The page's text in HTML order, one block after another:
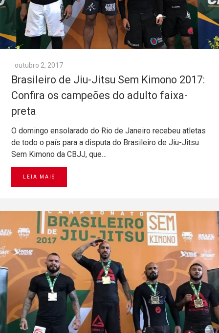
outubro 2, 2017
Brasileiro de Jiu-Jitsu Sem Kimono 2017:
Confira os campeões do adulto faixa-
preta
O domingo ensolarado do Rio de Janeiro recebeu atletas
de todo o país para a disputa do Brasileiro de Jiu-Jitsu
Sem Kimono da CBJJ, que…
LEIA MAIS